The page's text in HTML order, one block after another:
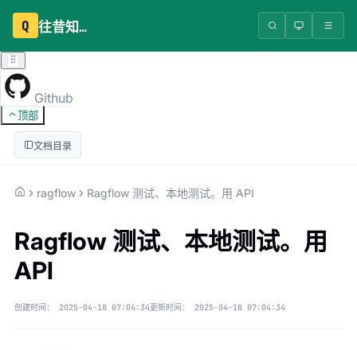
Q 往昔知识库
Github
顶部
文档目录
ragflow Ragflow 测试、本地测试。用 API
Ragflow 测试、本地测试。用
API
创建时间： 2025-04-18 07:04:34更新时间： 2025-04-18 07:04:34